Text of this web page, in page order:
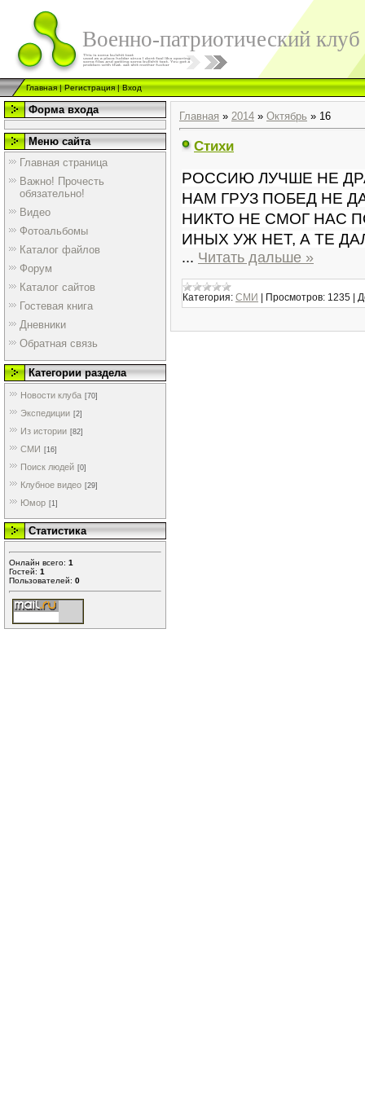
Военно-патриотический
Главная|Регистрация|Вход
Форма входа
Меню сайта
Главная страница
Важно! Прочесть
обязательно!
Видео
Фотоальбомы
Каталог файлов
Форум
Каталог сайтов
Гостевая книга
Дневники
Обратная связь
Категории раздела
Новости клуба [70]
Экспедиции [2]
Из истории [82]
СМИ [16]
Поиск людей [0]
Клубное видео [29]
Юмор [1]
Статистика
Онлайн всего: 1
Гостей: 1
Пользователей: 0
Главная » 2014 » Октябрь » 16
Стихи
РОССИЮ ЛУЧШЕ НЕ
НАМ ГРУЗ ПОБЕД НЕ
НИКТО НЕ СМОГ НАС
ИНЫХ УЖ НЕТ, А ТЕ
... Читать дальше »
Категория: СМИ Просмотров: 1235